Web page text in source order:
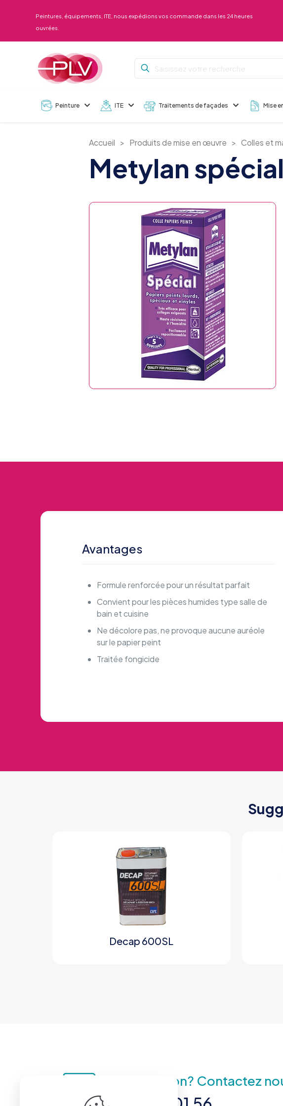
Peintures, équipements, ITE, nous expédions vos commande dans les 24 heures
ouvrées.
Peinture ITE Traitements de façades Mise
Accueil > Produits de mise en œuvre > Colles et
Metylan spécial
Avantages
Formule renforcée pour un résultat parfait
Convient pour les pièces humides type salle de
bain et cuisine
Ne décolore pas, ne provoque aucune auréole
sur le papier peint
Traitée fongicide
Decap 600SL
Une question? Contactez